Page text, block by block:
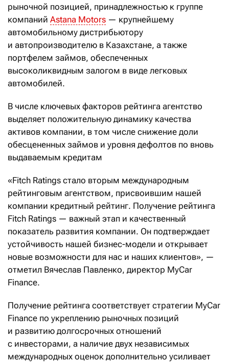
рыночной позицией, принадлежностью к группе
компаний Astana Motors — крупнейшему
автомобильному дистрибьютору
и автопроизводителю в Казахстане, а также
портфелем займов, обеспеченных
высоколиквидным залогом в виде легковых
автомобилей.
В числе ключевых факторов рейтинга агентство
выделяет положительную динамику качества
активов компании, в том числе снижение доли
обесцененных займов и уровня дефолтов по вновь
выдаваемым кредитам
«Fitch Ratings стало вторым международным
рейтинговым агентством, присвоившим нашей
компании кредитный рейтинг. Получение рейтинга
Fitch Ratings — важный этап и качественный
показатель развития компании. Он подтверждает
устойчивость нашей бизнес-модели и открывает
новые возможности для нас и наших клиентов», —
отметил Вячеслав Павленко, директор MyCar
Finance.
Получение рейтинга соответствует стратегии MyCar
Finance по укреплению рыночных позиций
и развитию долгосрочных отношений
с инвесторами, а наличие двух независимых
международных оценок дополнительно усиливает